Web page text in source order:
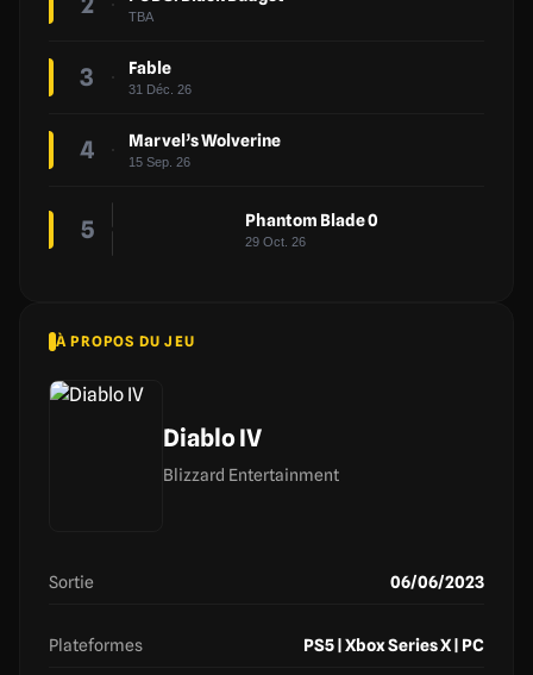
TBA
3 Fable
31 Déc. 26
4 Marvel’s Wolverine
15 Sep. 26
5 Phantom Blade 0
29 Oct. 26
À PROPOS DU JEU
Diablo IV
Blizzard Entertainment
Sortie 06/06/2023
Plateformes PS5 | Xbox Series X | PC